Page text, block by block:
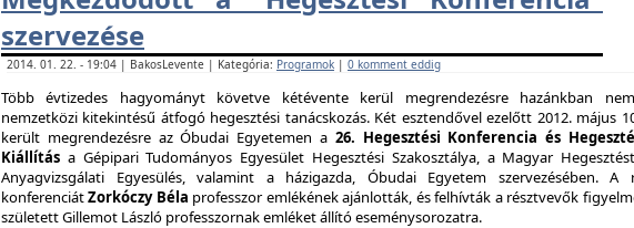
szervezése
2014. 01. 22. - 19:04 | BakosLevente | Kategória: Programok | 0 komment eddig
Több évtizedes hagyományt követve kétévente kerül megrendezésre hazánkban
nemzetközi kitekintésű átfogó hegesztési tanácskozás. Két esztendővel ezelőtt 2012. május
került megrendezésre az Óbudai Egyetemen a 26. Hegesztési Konferencia és
Kiállítás a Gépipari Tudományos Egyesület Hegesztési Szakosztálya, a Magyar
Anyagvizsgálati Egyesülés, valamint a házigazda, Óbudai Egyetem szervezésében. A
konferenciátZorkóczy Béla professzor emlékének ajánlották, és felhívták a résztvevők
született Gillemot László professzornak emléket állító eseménysorozatra.